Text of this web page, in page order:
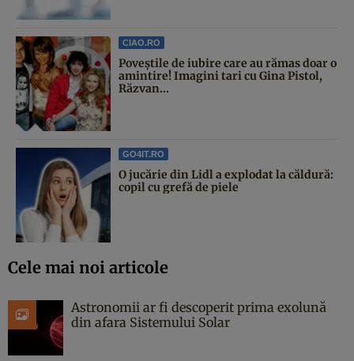
CIAO.RO
Poveştile de iubire care au rămas doar o
amintire! Imagini tari cu Gina Pistol,
Răzvan...
GO4IT.RO
O jucărie din Lidl a explodat la căldură:
copil cu grefă de piele
Cele mai noi articole
Astronomii ar fi descoperit prima exolună
din afara Sistemului Solar